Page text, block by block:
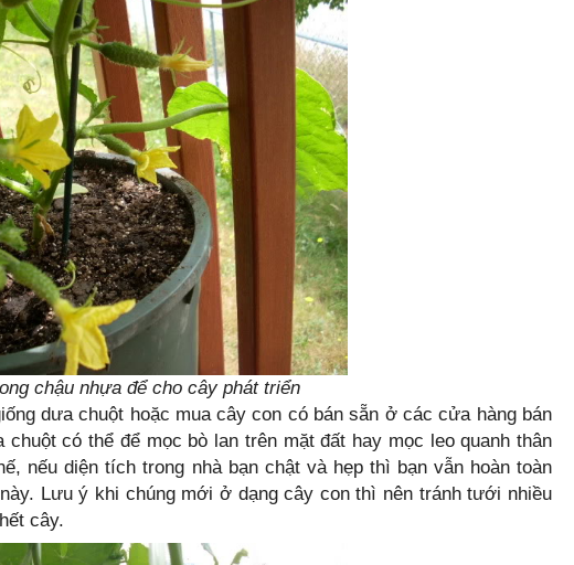
chậu nhựa để cho cây phát triển
dưa chuột hoặc mua cây con có bán sẵn ở các cửa hàng bán
có thể để mọc bò lan trên mặt đất hay mọc leo quanh thân
nếu diện tích trong nhà bạn chật và hẹp thì bạn vẫn hoàn toàn
Lưu ý khi chúng mới ở dạng cây con thì nên tránh tưới nhiều
cây.